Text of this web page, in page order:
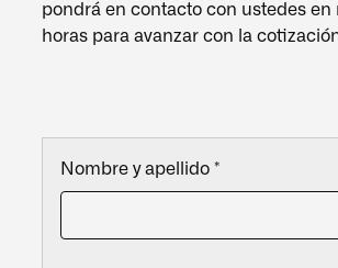
pondrá en contacto con ustedes en
horas para avanzar con la
Nombre y apellido*